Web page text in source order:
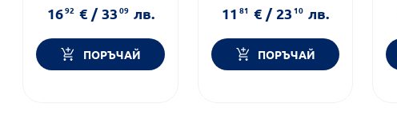
Форма на продукта:
таблетки
1692 € / 3309 лв.
ПОРЪЧАЙ
Форма на продукта:
таблетки
1181 € / 2310 лв.
ПОРЪЧАЙ